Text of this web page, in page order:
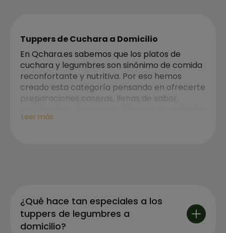
Tuppers de Cuchara a Domicilio
En Qchara.es sabemos que los platos de
cuchara y legumbres son sinónimo de comida
reconfortante y nutritiva. Por eso hemos
creado esta categoría pensando en ofrecerte
preparaciones caseras, llenas de sabor,
momento.
filosofía es sencilla: ofrecer comidas hechas
con cariño, con ingredientes de calidad y listas
para adaptarse a tu ritmo diario.
Leer más
¿Qué hace tan especiales a los
tuppers de legumbres a
domicilio?